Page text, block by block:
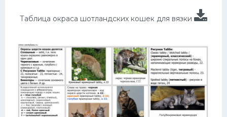
Таблица окраса шотландских кошек для вязки